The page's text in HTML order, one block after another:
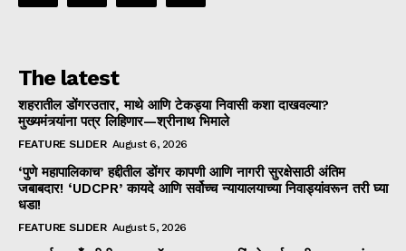
The latest
शहरातील डोंगरउतार, माथे आणि टेकड्या निवासी कशा दाखवल्या?
मुख्यमंत्र्यांना पत्र लिहिणार—श्रीनाथ भिमाले
FEATURE SLIDER August 6, 2026
‘पुणे महापालिकाच’ हद्दीतील डोंगर कापणी आणि नागरी सुरक्षेसाठी अंतिम
जबाबदार! ‘UDCPR’ कायदे आणि सर्वोच्च न्यायालयाच्या निवाड्यांवरून तरी घ्या
धडा!
FEATURE SLIDER August 5, 2026